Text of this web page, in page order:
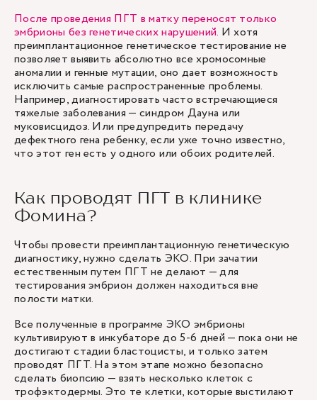
После проведения ПГТ в матку переносят только
эмбрионы без генетических нарушений. И хотя
преимплантационное генетическое тестирование не
позволяет выявить абсолютно все хромосомные
аномалии и генные мутации, оно дает возможность
исключить самые распространенные проблемы.
Например, диагностировать часто встречающиеся
тяжелые заболевания — синдром Дауна или
муковисцидоз. Или предупредить передачу
дефектного гена ребенку, если уже точно известно,
что этот ген есть у одного или обоих родителей.
Как проводят ПГТ в клинике
Фомина?
Чтобы провести преимплантационную генетическую
диагностику, нужно сделать ЭКО. При зачатии
естественным путем ПГТ не делают — для
тестирования эмбрион должен находиться вне
полости матки.
Все полученные в программе ЭКО эмбрионы
культивируют в инкубаторе до 5-6 дней — пока они не
достигают стадии бластоцисты, и только затем
проводят ПГТ. На этом этапе можно безопасно
сделать биопсию — взять несколько клеток с
трофэктодермы. Это те клетки, которые выстилают